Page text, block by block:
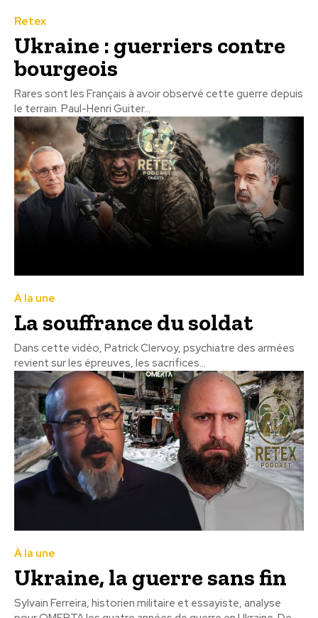
Retex
Ukraine : guerriers contre
bourgeois
Rares sont les Français à avoir observé cette guerre depuis
le terrain. Paul-Henri Guiter...
À la une
La souffrance du soldat
Dans cette vidéo, Patrick Clervoy, psychiatre des armées
revient sur les épreuves, les sacrifices...
À la une
Ukraine, la guerre sans fin
Sylvain Ferreira, historien militaire et essayiste, analyse